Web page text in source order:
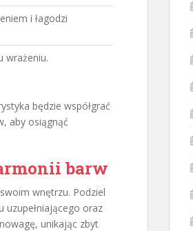
i łagodzi
wrażeniu.
będzie współgrać
aby osiągnąć
barw
wnętrzu. Podziel
oraz
unikając zbyt